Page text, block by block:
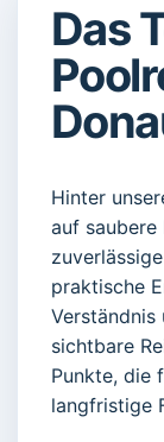
Das
Hinter
auf saubere
praktische
Verständnis
sichtbare
Punkte, die
langfristige